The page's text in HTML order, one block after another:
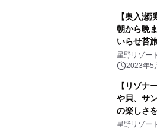
【奥入瀬
朝から晩
いらせ苔
年6月13
2024年6
星野リゾート
2023年5
【リゾナ
や貝、サ
の楽しさ
トリエ」
星野リゾート